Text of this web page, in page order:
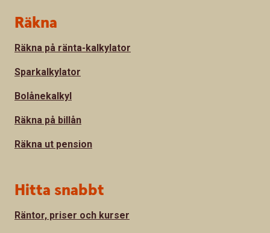
Sidfot
Räkna
Räkna på ränta-kalkylator
Sparkalkylator
Bolånekalkyl
Räkna på billån
Räkna ut pension
Hitta snabbt
Räntor, priser och kurser